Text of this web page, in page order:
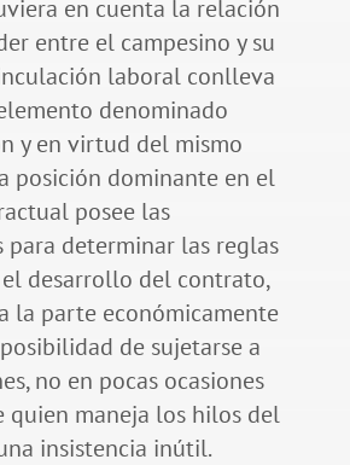
en cuenta la relación
entre el campesino y su
laboral conlleva
denominado
y en virtud del mismo
posición dominante en el
posee las
para determinar las reglas
desarrollo del contrato,
la parte económicamente
de sujetarse a
no en pocas ocasiones
quien maneja los hilos del
insistencia inútil.